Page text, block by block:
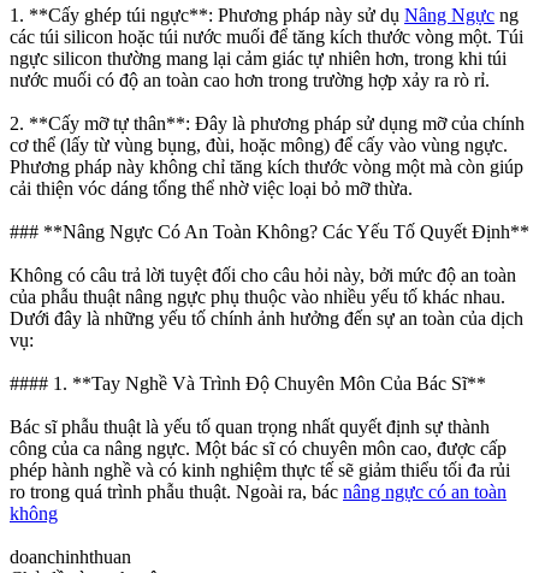
1. **Cấy ghép túi ngực**: Phương pháp này sử dụ Nâng Ngực ng
các túi silicon hoặc túi nước muối để tăng kích thước vòng một. Túi
ngực silicon thường mang lại cảm giác tự nhiên hơn, trong khi túi
nước muối có độ an toàn cao hơn trong trường hợp xảy ra rò rỉ.
2. **Cấy mỡ tự thân**: Đây là phương pháp sử dụng mỡ của chính
cơ thể (lấy từ vùng bụng, đùi, hoặc mông) để cấy vào vùng ngực.
Phương pháp này không chỉ tăng kích thước vòng một mà còn giúp
cải thiện vóc dáng tổng thể nhờ việc loại bỏ mỡ thừa.
### **Nâng Ngực Có An Toàn Không? Các Yếu Tố Quyết Định**
Không có câu trả lời tuyệt đối cho câu hỏi này, bởi mức độ an toàn
của phẫu thuật nâng ngực phụ thuộc vào nhiều yếu tố khác nhau.
Dưới đây là những yếu tố chính ảnh hưởng đến sự an toàn của dịch
vụ:
#### 1. **Tay Nghề Và Trình Độ Chuyên Môn Của Bác Sĩ**
Bác sĩ phẫu thuật là yếu tố quan trọng nhất quyết định sự thành
công của ca nâng ngực. Một bác sĩ có chuyên môn cao, được cấp
phép hành nghề và có kinh nghiệm thực tế sẽ giảm thiểu tối đa rủi
ro trong quá trình phẫu thuật. Ngoài ra, bác nâng ngực có an toàn
không
doanchinhthuan